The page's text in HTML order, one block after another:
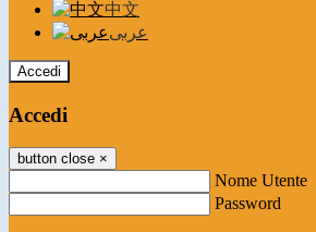
中文
عربى
Accedi
Accedi
button close ×
Nome Utente
Password